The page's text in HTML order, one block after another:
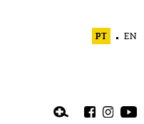
PT EN